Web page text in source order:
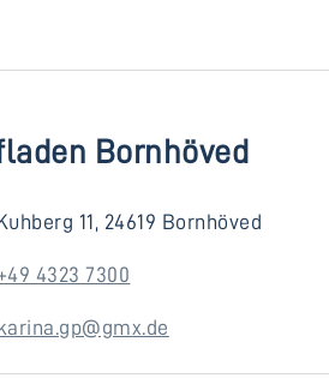
Bornhöved
11, 24619 Bornhöved
4323 7300